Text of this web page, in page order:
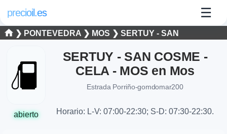
precioil.es ☰
❯ PONTEVEDRA ❯ MOS ❯ SERTUY - SAN
abierto
SERTUY - SAN COSME -
CELA - MOS en Mos
Estrada Porriño-gomdomar200
Horario: L-V: 07:00-22:30; S-D: 07:30-22:30.